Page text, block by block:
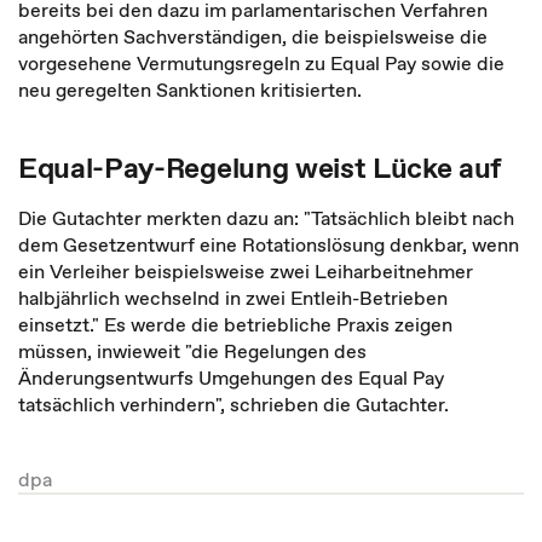
bereits bei den dazu im parlamentarischen Verfahren
angehörten Sachverständigen, die beispielsweise die
vorgesehene Vermutungsregeln zu Equal Pay sowie die
neu geregelten Sanktionen kritisierten.
Equal-Pay-Regelung weist Lücke auf
Die Gutachter merkten dazu an: "Tatsächlich bleibt nach
dem Gesetzentwurf eine Rotationslösung denkbar, wenn
ein Verleiher beispielsweise zwei Leiharbeitnehmer
halbjährlich wechselnd in zwei Entleih-Betrieben
einsetzt." Es werde die betriebliche Praxis zeigen
müssen, inwieweit "die Regelungen des
Änderungsentwurfs Umgehungen des Equal Pay
tatsächlich verhindern", schrieben die Gutachter.
dpa